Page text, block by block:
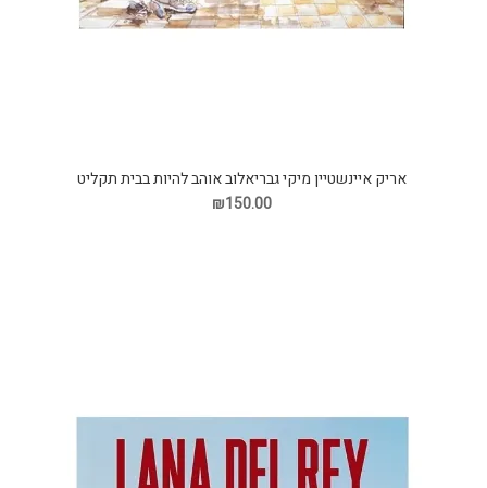
אריק איינשטיין מיקי גבריאלוב אוהב להיות בבית תקליט
₪150.00